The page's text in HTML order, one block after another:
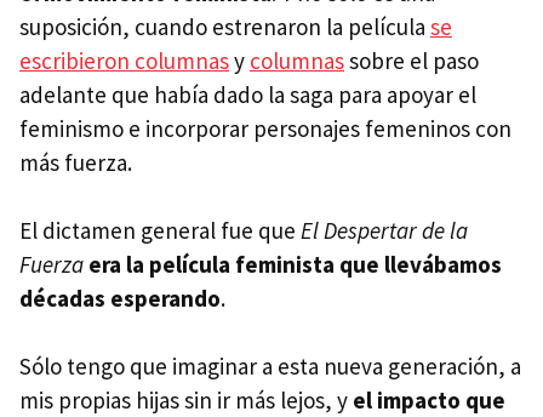
suposición, cuando estrenaron la película se
escribieron columnasy columnassobre el paso
adelante que había dado la saga para apoyar el
feminismo e incorporar personajes femeninos con
más fuerza.
El dictamen general fue que El Despertar de la
Fuerza era la película feminista que llevábamos
décadas esperando.
Sólo tengo que imaginar a esta nueva generación, a
mis propias hijas sin ir más lejos, y el impacto que